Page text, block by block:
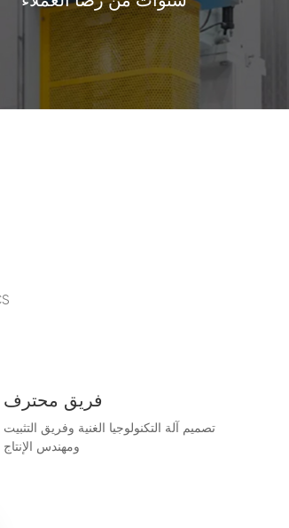
فريق محترف
تصميم آلة التكنولوجيا الغنية وفريق التثبيت
ومهندس الإنتاج